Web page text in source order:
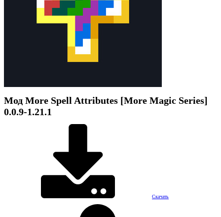
Мод More Spell Attributes [More Magic Series]
0.0.9-1.21.1
Скачать